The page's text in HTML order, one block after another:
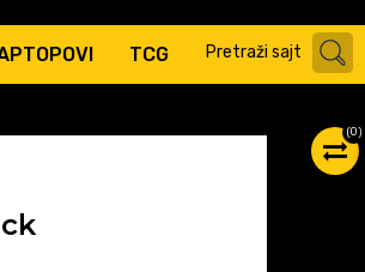
TCG Pretraži sajt
(0)